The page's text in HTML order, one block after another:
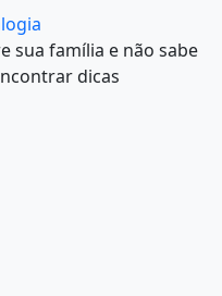
sua família e não sabe
dicas